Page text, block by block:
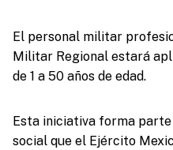
El personal militar
Militar Regional estará
de 1 a 50 años de edad.
Esta iniciativa forma
social que el Ejército